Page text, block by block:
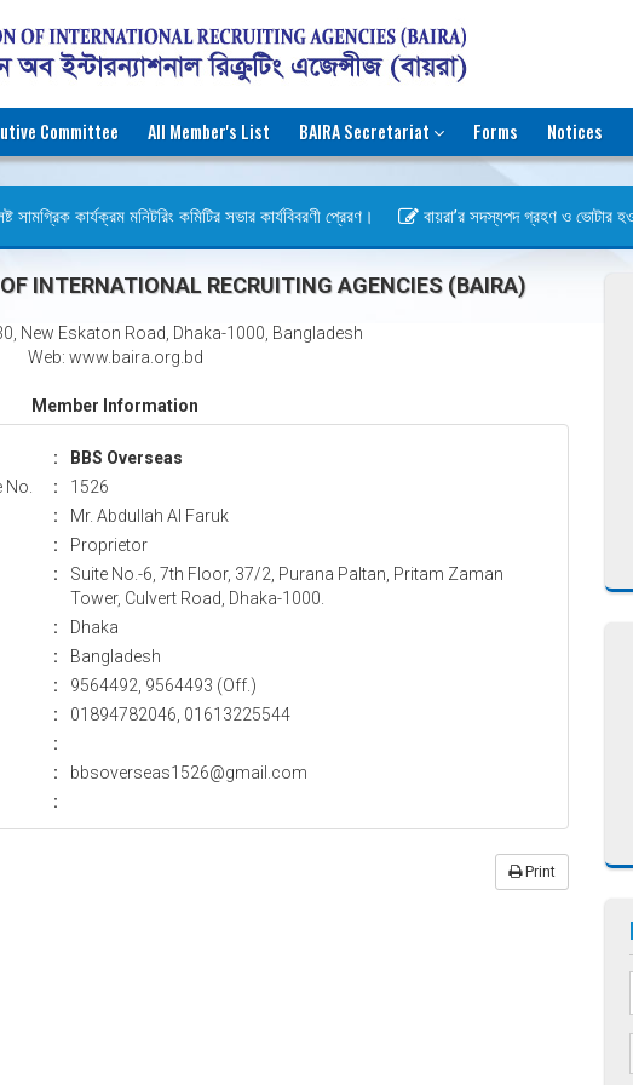
Committee All Member's List BAIRA Secretariat Forms Notices
কার্যক্রম মনিটরিং কমিটির সভার কার্যবিবরণী প্রেরণ। বায়রা’র সদস্যপদ গ্রহণ ও ভোটার হওয়ার
INTERNATIONAL RECRUITING AGENCIES (BAIRA)
New Eskaton Road, Dhaka-1000, Bangladesh
Web: www.baira.org.bd
Member Information
:
BBS Overseas
:
1526
:
Mr. Abdullah Al Faruk
:
Proprietor
:
Suite No.-6, 7th Floor, 37/2, Purana Paltan, Pritam Zaman
Tower, Culvert Road, Dhaka-1000.
:
Dhaka
:
Bangladesh
:
9564492, 9564493 (Off.)
:
01894782046, 01613225544
:
:
bbsoverseas1526@gmail.com
:
Print